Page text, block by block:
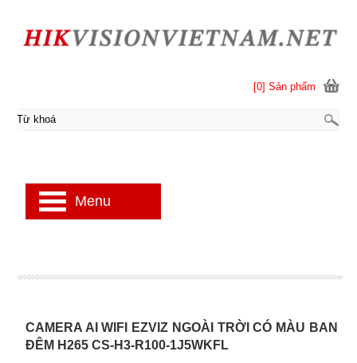
CAMERA AI WIFI EZVIZ NGOÀI TRỜI CÓ MÀU BAN
ĐÊM H265 CS-H3-R100-1J5WKFL
[0] Sản phẩm
Menu